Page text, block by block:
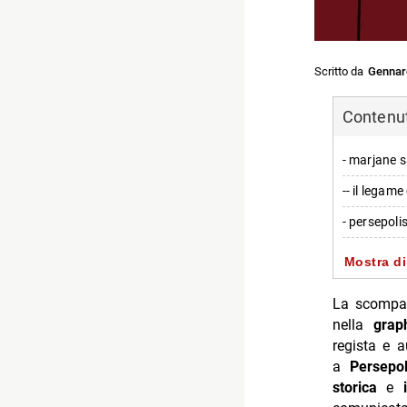
Scritto da
- marjane
-- il
-
-- la
- dal
- altre
--
-
Mostra
La
nella
regista e
a
storica e